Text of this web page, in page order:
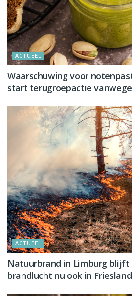
ACTUEEL
Waarschuwing voor
start terugroepactie
ACTUEEL
Natuurbrand in Limburg blijft
brandlucht nu ook in